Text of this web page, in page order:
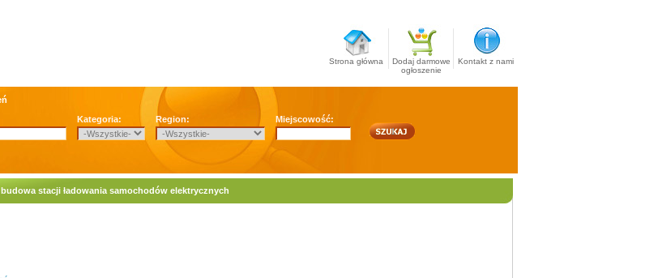
Strona główna
Dodaj darmowe
ogłoszenie
Kontakt z nami
Kategoria: Region: Miejscowość:
stacji ładowania samochodów elektrycznych